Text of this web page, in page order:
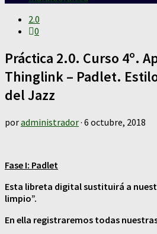
2.0
0
Práctica 2.0. Curso 4º.
Thinglink – Padlet.
del Jazz
poradministrador· 6 octubre, 2018
Fase I: Padlet
Esta libreta digital sustituirá a
limpio”.
En ella registraremos todas